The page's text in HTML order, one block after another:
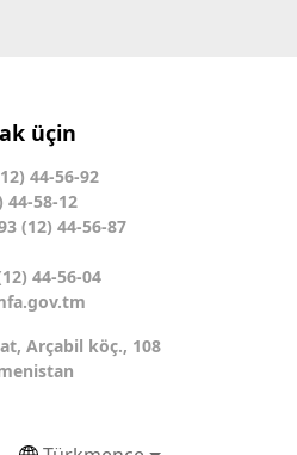
üçin
44-56-92
44-58-12
(12) 44-56-87
44-56-04
Arçabil köç., 108